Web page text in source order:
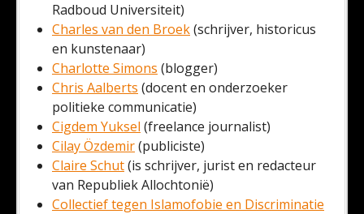
Radboud Universiteit)
Charles van den Broek(schrijver, historicus
en kunstenaar)
Charlotte Simons (blogger)
Chris Aalberts (docent en onderzoeker
politieke communicatie)
Cigdem Yuksel (freelance journalist)
Cilay Özdemir(publiciste)
Claire Schut(is schrijver, jurist en redacteur
van Republiek Allochtonië)
Collectief tegen Islamofobie en Discriminatie